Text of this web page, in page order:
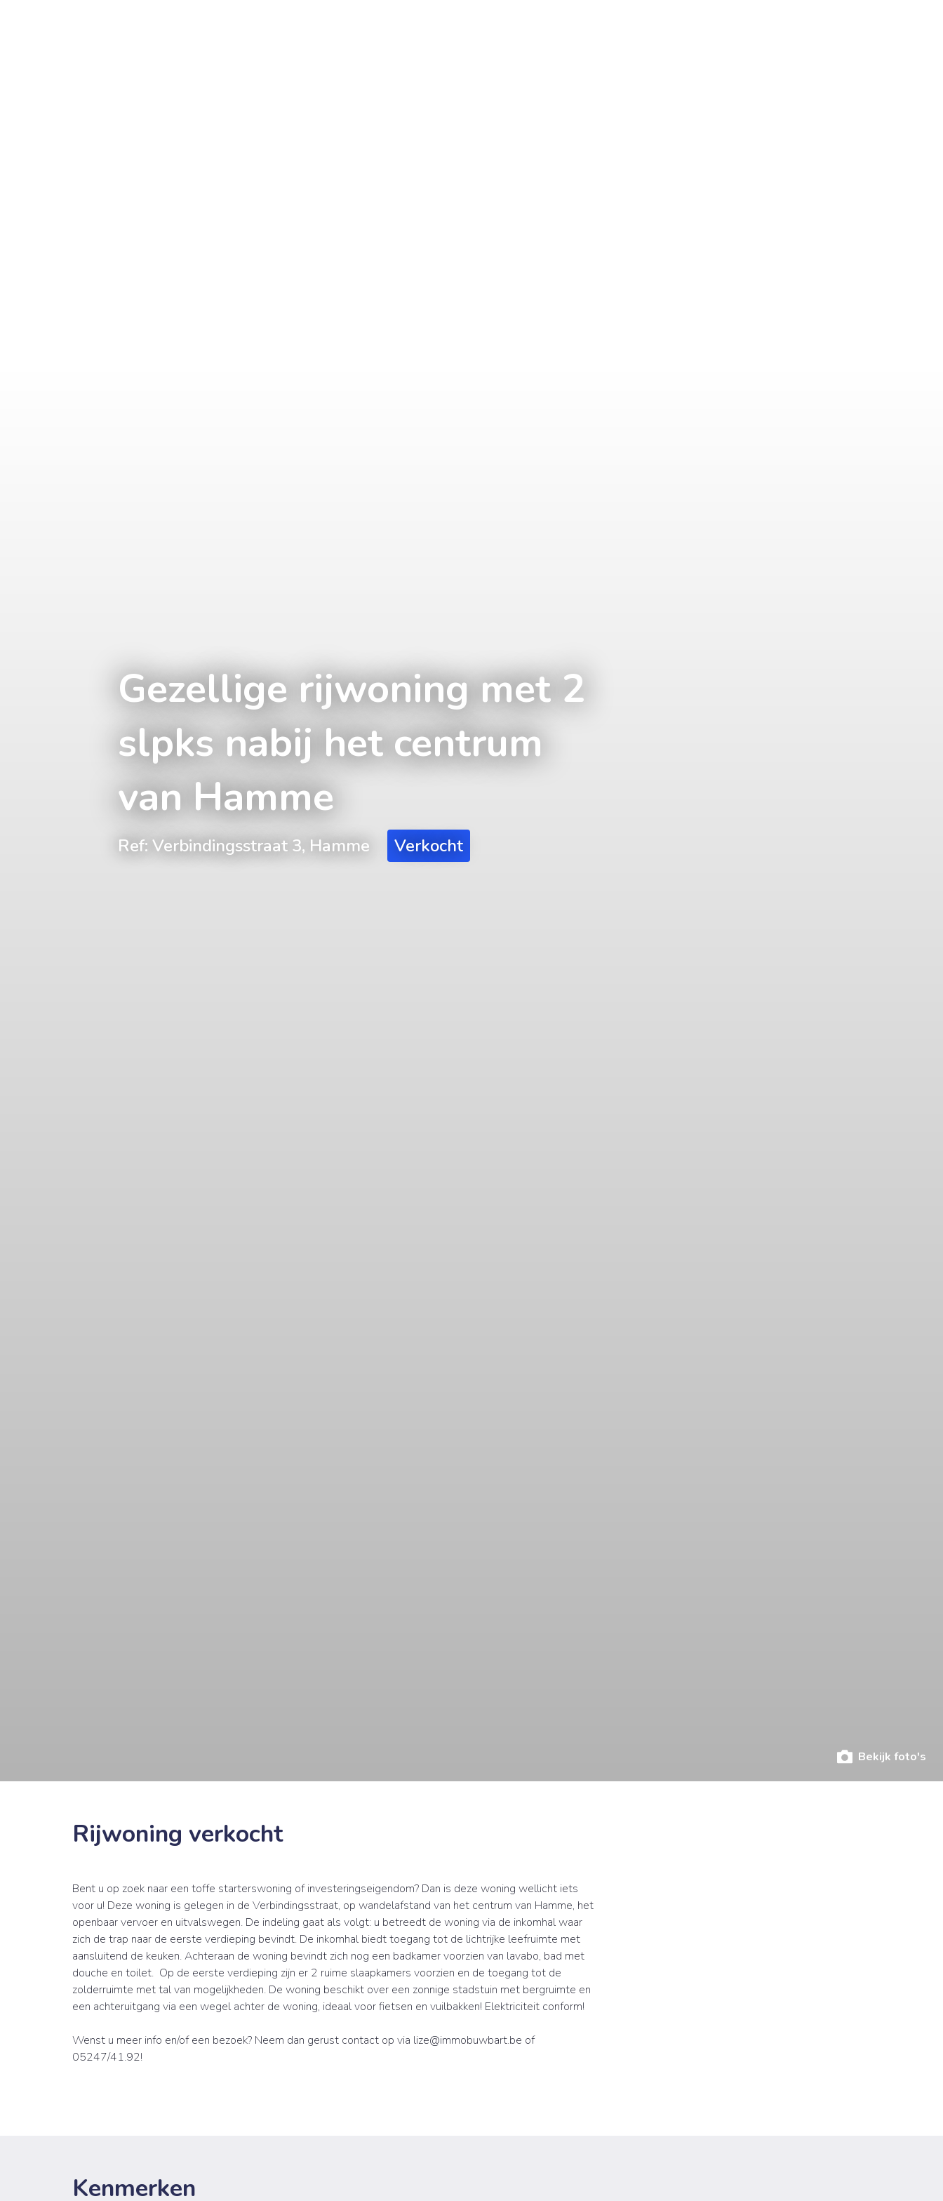
Bekijk foto's
Gezellige rijwoning met 2
slpks nabij het centrum
van Hamme
Ref: Verbindingsstraat 3, Hamme Verkocht
Rijwoning verkocht
Bent u op zoek naar een toffe starterswoning of investeringseigendom? Dan is deze woning wellicht iets
voor u! Deze woning is gelegen in de Verbindingsstraat, op wandelafstand van het centrum van Hamme, het
openbaar vervoer en uitvalswegen. De indeling gaat als volgt: u betreedt de woning via de inkomhal waar
zich de trap naar de eerste verdieping bevindt. De inkomhal biedt toegang tot de lichtrijke leefruimte met
aansluitend de keuken. Achteraan de woning bevindt zich nog een badkamer voorzien van lavabo, bad met
douche en toilet. Op de eerste verdieping zijn er 2 ruime slaapkamers voorzien en de toegang tot de
zolderruimte met tal van mogelijkheden. De woning beschikt over een zonnige stadstuin met bergruimte en
een achteruitgang via een wegel achter de woning, ideaal voor fietsen en vuilbakken! Elektriciteit conform!
Wenst u meer info en/of een bezoek? Neem dan gerust contact op via lize@immobuwbart.be of
05247/41.92!
Kenmerken